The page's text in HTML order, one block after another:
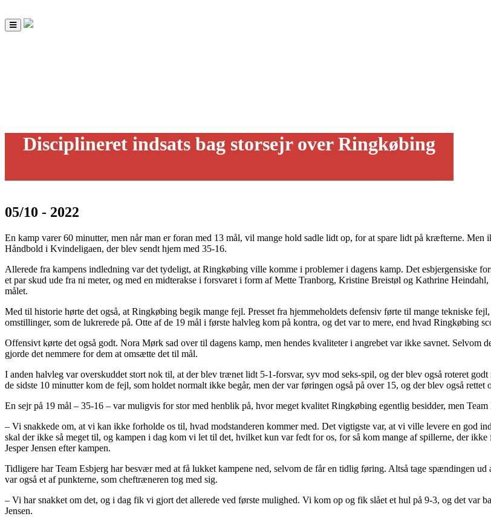
Toggle
navigation
Disciplineret indsats bag storsejr over Ringkøbing
05/10 - 2022
En kamp varer 60 minutter, men når man er foran med 13 mål, vil mange hold sadle lidt op, for at spare lidt på kræfterne.
Håndbold i Kvindeligaen, der blev sendt hjem med 35-16.
Allerede fra kampens indledning var det tydeligt, at Ringkøbing ville komme i problemer i dagens kamp. Det esbjergensiske
et par skud ude fra ni meter, og med en midterakse i forsvaret i form af Mette Tranborg, Kristine Breistøl og Kathrine
målet.
Med til historie hørte det også, at Ringkøbing begik mange fejl. Presset fra hjemmeholdets defensiv førte til mange tekniske
omstillinger, som de lukrerede på. Otte af de 19 mål i første halvleg kom på kontra, og det var to mere, end hvad Ringkøbing
Offensivt kørte det også godt. Nora Mørk sad over til dagens kamp, men hendes kvaliteter i angrebet var ikke savnet.
gjorde det nemmere for dem at omsætte det til mål.
I anden halvleg var overskuddet stort nok til, at der blev trænet lidt 5-1-forsvar, syv mod seks-spil, og der blev også roteret
de sidste 10 minutter kom de fejl, som holdet normalt ikke begår, men der var føringen også på over 15, og der blev også rettet
En sejr på 19 mål – 35-16 – var muligvis for stor med henblik på, hvor meget kvalitet Ringkøbing egentlig besidder, men Team
– Vi snakkede om, at vi kan ikke forholde os til, hvad modstanderen kommer med. Det vigtigste var, at vi ville levere en god
skal der ikke så meget til, og kampen i dag kom vi let til det, hvilket kun var fedt for os, for så kom mange af spillerne, der
Jesper Jensen efter kampen.
Tidligere har Team Esbjerg har besvær med at få lukket kampene ned, selvom de får en tidlig føring. Altså tage spændingen
var også et af punkterne, som cheftræneren tog med sig.
– Vi har snakket om det, og i dag fik vi gjort det allerede ved første mulighed. Vi kom op og fik slået et hul på 9-3, og det var
Jensen.